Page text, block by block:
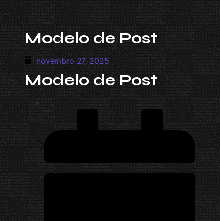
Modelo de Post
novembro 27, 2025
Modelo de Post